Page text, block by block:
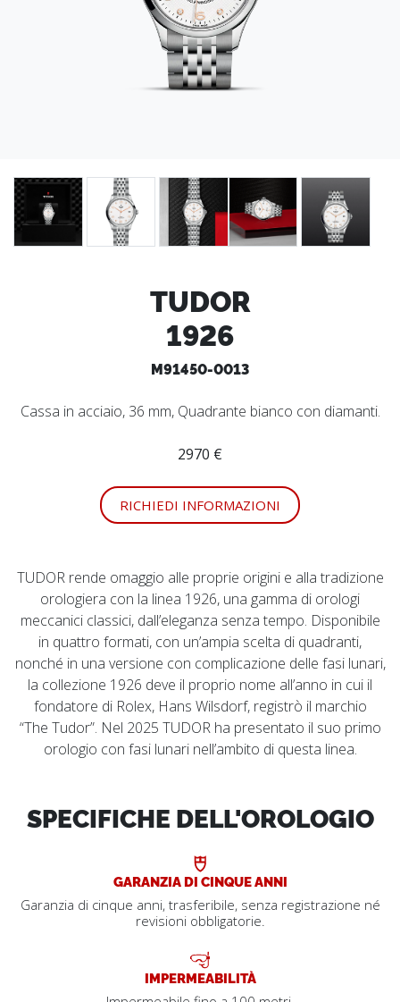
TUDOR
1926
M91450-0013
Cassa in acciaio, 36 mm, Quadrante bianco con diamanti.
2970 €
RICHIEDI INFORMAZIONI
TUDOR rende omaggio alle proprie origini e alla tradizione
orologiera con la linea 1926, una gamma di orologi
meccanici classici, dall’eleganza senza tempo. Disponibile
in quattro formati, con un’ampia scelta di quadranti,
nonché in una versione con complicazione delle fasi lunari,
la collezione 1926 deve il proprio nome all’anno in cui il
fondatore di Rolex, Hans Wilsdorf, registrò il marchio
“The Tudor”. Nel 2025 TUDOR ha presentato il suo primo
orologio con fasi lunari nell’ambito di questa linea.
SPECIFICHE DELL'OROLOGIO
GARANZIA DI CINQUE ANNI
Garanzia di cinque anni, trasferibile, senza registrazione né
revisioni obbligatorie.
IMPERMEABILITÀ